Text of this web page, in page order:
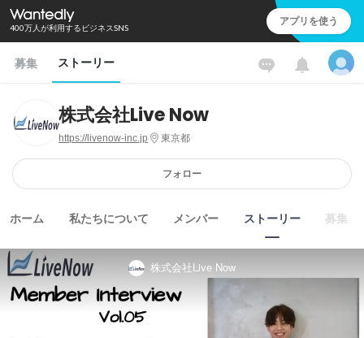
400万人が利用するビジネスSNS アプリを使う
募集 ストーリー
株式会社Live Now
https://livenow-inc.jp 東京都
フォロー
ホーム 私たちについて メンバー ストーリー 募集
株式会社Live Now